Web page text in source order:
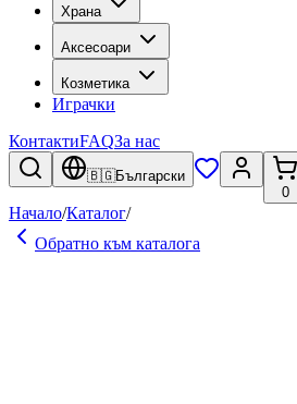
Храна
Аксесоари
Козметика
Играчки
КонтактиFAQЗа нас
🇧🇬Български
0
Начало/Каталог/
Обратно към каталога